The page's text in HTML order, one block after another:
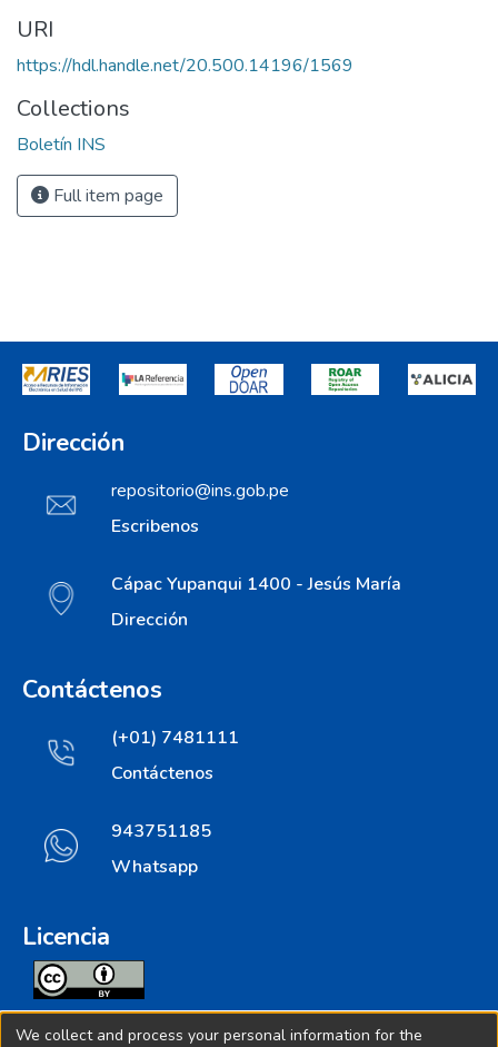
URI
https://hdl.handle.net/20.500.14196/1569
Collections
Boletín INS
Full item page
Dirección
repositorio@ins.gob.pe
Escribenos
Cápac Yupanqui 1400 - Jesús María
Dirección
Contáctenos
(+01) 7481111
Contáctenos
943751185
Whatsapp
Licencia
Todos los contenidos de repositorio.ins.gob.pe estan
We collect and process your personal information for the